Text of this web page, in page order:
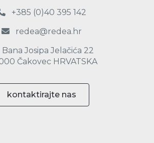
+385 (0)40 395 142
redea@redea.hr
Bana Josipa Jelačića 22
Čakovec HRVATSKA
kontaktirajte nas